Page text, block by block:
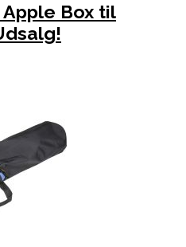
Apple Box til